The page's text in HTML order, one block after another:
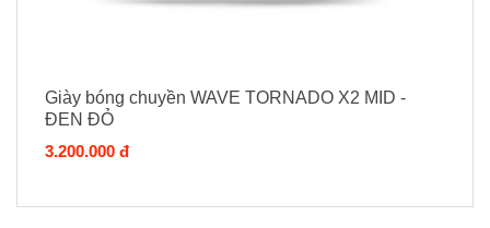
Giày bóng chuyền WAVE TORNADO X2 MID -
ĐEN ĐỎ
3.200.000 đ